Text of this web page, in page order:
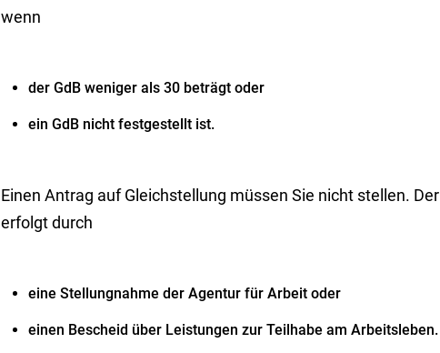
wenn
der GdB weniger als 30 beträgt oder
ein GdB nicht festgestellt ist.
Einen Antrag auf Gleichstellung müssen Sie nicht stellen. Der
erfolgt durch
eine Stellungnahme der Agentur für Arbeit oder
einen Bescheid über Leistungen zur Teilhabe am Arbeitsleben.